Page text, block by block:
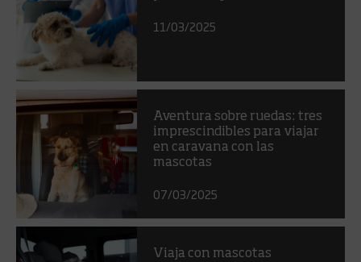
11/03/2025
Aventura sobre ruedas: tres
imprescindibles para viajar
en caravana con las
mascotas
07/03/2025
Viaja con mascotas